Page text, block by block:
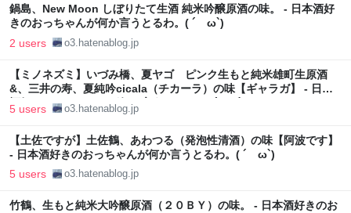
鍋島、New Moon しぼりたて生酒 純米吟醸原酒の味。 - 日本酒好
きのおっちゃんが何か言うとるわ。( ´ ω`)
2 users o3.hatenablog.jp
【ミノネズミ】いづみ橋、夏ヤゴ ピンク生もと純米雄町生原酒
&、三井の寿、夏純吟cicala（チカーラ）の味【ギャラガ】 - 日本
酒好きのおっちゃんが何か言うとるわ。( ´ ω`)
5 users o3.hatenablog.jp
【土佐ですが】土佐鶴、あわつる（発泡性清酒）の味【阿波です】
- 日本酒好きのおっちゃんが何か言うとるわ。( ´ ω`)
5 users o3.hatenablog.jp
竹鶴、生もと純米大吟醸原酒（２０ＢＹ）の味。 - 日本酒好きのお